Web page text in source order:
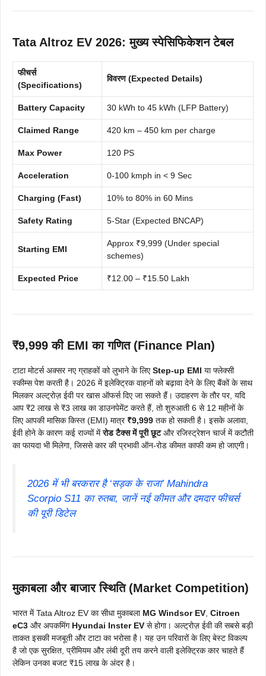
Tata Altroz EV 2026: मुख्य स्पेसिफिकेशन टेबल
फीचर्स
(Specifications)
विवरण (Expected Details)
Battery Capacity 30 kWh to 45 kWh (LFP Battery)
Claimed Range 420 km – 450 km per charge
Max Power 120 PS
Acceleration 0-100 kmph in < 9 Sec
Charging (Fast) 10% to 80% in 60 Mins
Safety Rating 5-Star (Expected BNCAP)
Starting EMI
Approx ₹9,999 (Under special
schemes)
Expected Price ₹12.00 – ₹15.50 Lakh
₹9,999 की EMI का गणित (Finance Plan)
टाटा मोटर्स अक्सर नए ग्राहकों को लुभाने के लिएStep-up EMI या फ्लेक्सी
स्कीम्स पेश करती है। 2026 में इलेक्ट्रिक वाहनों को बढ़ावा देने के लिए बैंकों के साथ
मिलकर अल्ट्रोज़ ईवी पर खास ऑफर्स दिए जा सकते हैं। उदाहरण के तौर पर, यदि
आप ₹2 लाख से ₹3 लाख का डाउनपेमेंट करते हैं, तो शुरुआती 6 से 12 महीनों के
लिए आपकी मासिक किस्त (EMI) मात्र ₹9,999 तक हो सकती है। इसके अलावा,
ईवी होने के कारण कई राज्यों मेंरोड टैक्स में पूरी छूटऔर रजिस्ट्रेशन चार्ज में कटौती
का फायदा भी मिलेगा, जिससे कार की प्रभावी ऑन-रोड कीमत काफी कम हो जाएगी।
2026 में भी बरकरार है ‘सड़क के राजा’ Mahindra
Scorpio S11 का रुतबा, जानें नई कीमत और दमदार फीचर्स
की पूरी डिटेल
मुकाबला और बाजार स्थिति (Market Competition)
भारत में Tata Altroz EV का सीधा मुकाबला MG Windsor EV, Citroen
eC3 और अपकमिंग Hyundai Inster EV से होगा। अल्ट्रोज़ ईवी की सबसे बड़ी
ताकत इसकी मजबूती और टाटा का भरोसा है। यह उन परिवारों के लिए बेस्ट विकल्प
है जो एक सुरक्षित, प्रीमियम और लंबी दूरी तय करने वाली इलेक्ट्रिक कार चाहते हैं
लेकिन उनका बजट ₹15 लाख के अंदर है।